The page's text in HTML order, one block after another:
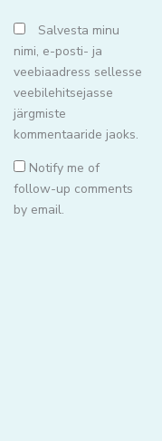
Salvesta minu
nimi, e-posti- ja
veebiaadress sellesse
veebilehitsejasse
järgmiste
kommentaaride jaoks.
Notify me of
follow-up comments
by email.